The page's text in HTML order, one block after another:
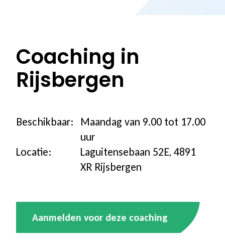
Ons programma
Stoppen met roken
Coaching in groepsverband
Coaching individueel
Coaching voor jongeren
Coaching in een andere taal
Coaching in
Rijsbergen
Beschikbaar:
Maandag van 9.00 tot 17.00
uur
Locatie:
Laguitensebaan 52E, 4891
XR Rijsbergen
Aanmelden voor deze coaching